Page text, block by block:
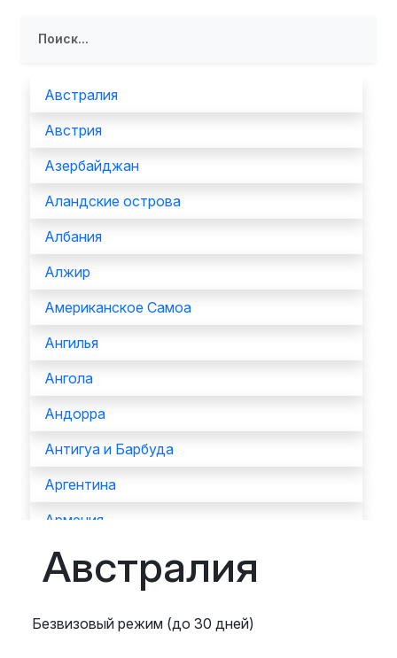
Австралия
Австрия
Азербайджан
Аландские острова
Албания
Алжир
Американское Самоа
Ангилья
Ангола
Андорра
Антигуа и Барбуда
Аргентина
Армения
Аруба
Багамы
Австралия
Безвизовый режим (до 30 дней)